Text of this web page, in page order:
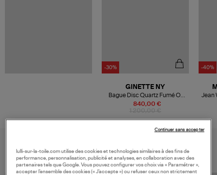
-30%
840,00 €
GINETTE NY
Bague Disc Quartz Fumé Or
Rose
-40%
lulli-sur-la-toile.com utilise des cookies et technologies similaires à des fins de
performance, personnalisation, publicité et analyses, en collaboration avec des
partenaires tels que Google. Vous pouvez configurer vos choix via « Paramétrer »,
accepter l’ensemble des cookies (« J’accepte ») ou refuser ceux non strictement
Continuer sans accepter